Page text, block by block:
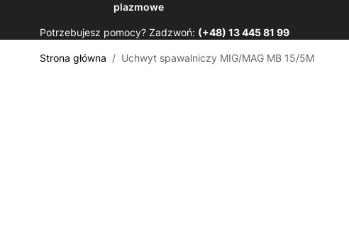
plazmowe
Potrzebujesz pomocy? Zadzwoń: (+48) 13 445 81 99
Strona główna / Uchwyt spawalniczy MIG/MAG MB 15/5M